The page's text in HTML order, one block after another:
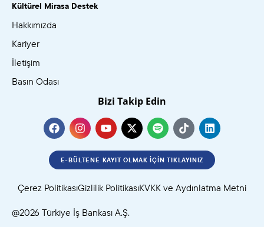
Kültürel Mirasa Destek
Hakkımızda
Kariyer
İletişim
Basın Odası
Bizi Takip Edin
E-BÜLTENE KAYIT OLMAK İÇIN TIKLAYINIZ
Çerez PolitikasıGizlilik PolitikasıKVKK ve Aydınlatma Metni
@2026 Türkiye İş Bankası A.Ş.